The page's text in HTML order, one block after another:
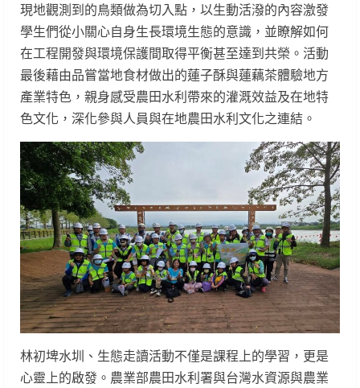
現地觀測到的鳥類做為切入點，以生動活潑的內容激發
學生們從小關心自身生長環境生態的意識，並瞭解如何
在工程開發與環境保護間取得平衡甚至達到共榮。活動
最後藉由品嘗當地食材做出的蓮子酥與蓮藕茶體驗地方
產業特色，親身感受農田水利帶來的灌溉效益及在地特
色文化，深化參與人員與在地農田水利文化之連結。
林初埤水圳、生態走讀活動不僅是課程上的學習，更是
心靈上的啟發。農業部農田水利署與台灣水資源與農業